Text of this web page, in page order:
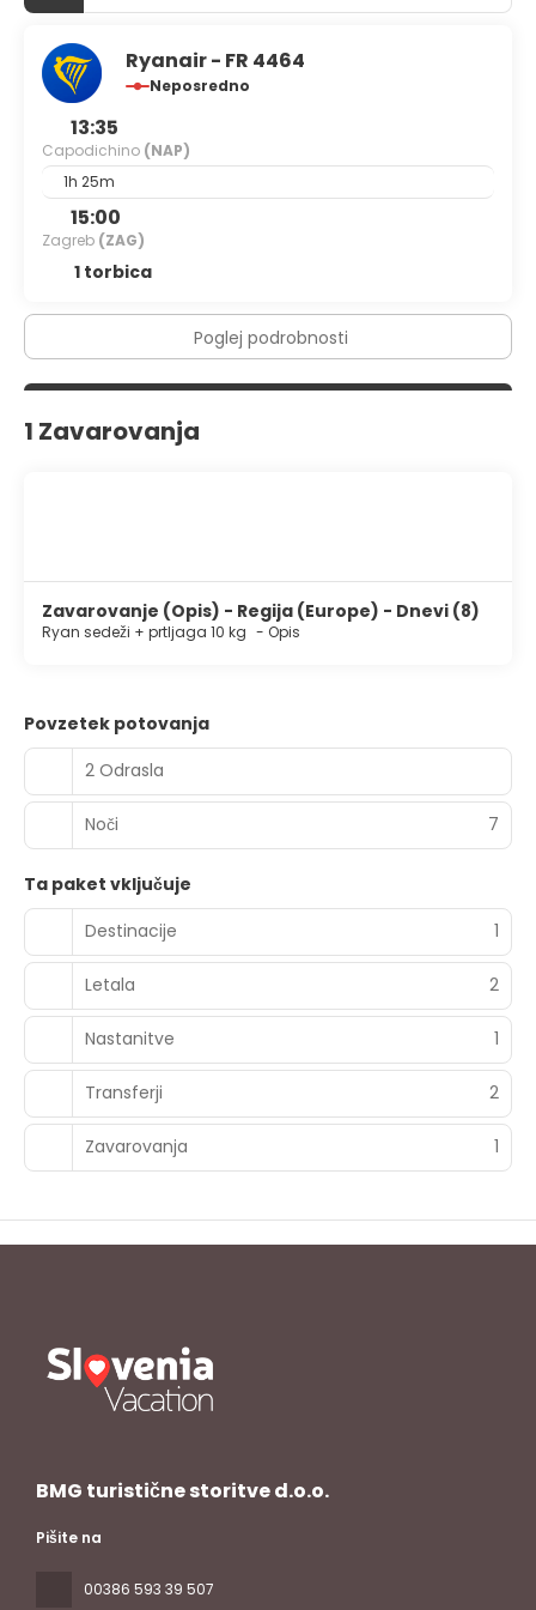
Ryanair - FR 4464
Neposredno
13:35
Capodichino (NAP)
1h 25m
15:00
Zagreb (ZAG)
1 torbica
Poglej podrobnosti
1 Zavarovanja
Zavarovanje (Opis) - Regija (Europe) - Dnevi (8)
Ryan sedeži + prtljaga 10 kg - Opis
Povzetek potovanja
2 Odrasla
Noči 7
Ta paket vključuje
Destinacije
1
Letala 2
Nastanitve 1
Transferji 2
Zavarovanja 1
BMG turistične storitve d.o.o.
Pišite na
00386 593 39 507